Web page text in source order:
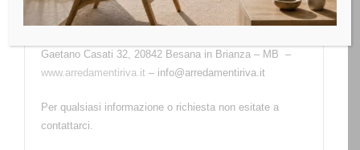
Questa Composizione è esposta all’interno del nostro
Gaetano Casati 32, 20842 Besana in Brianza – MB –
www.arredamentiriva.it – info@arredamentiriva.it
Per qualsiasi informazione o richiesta non esitate a
contattarci.